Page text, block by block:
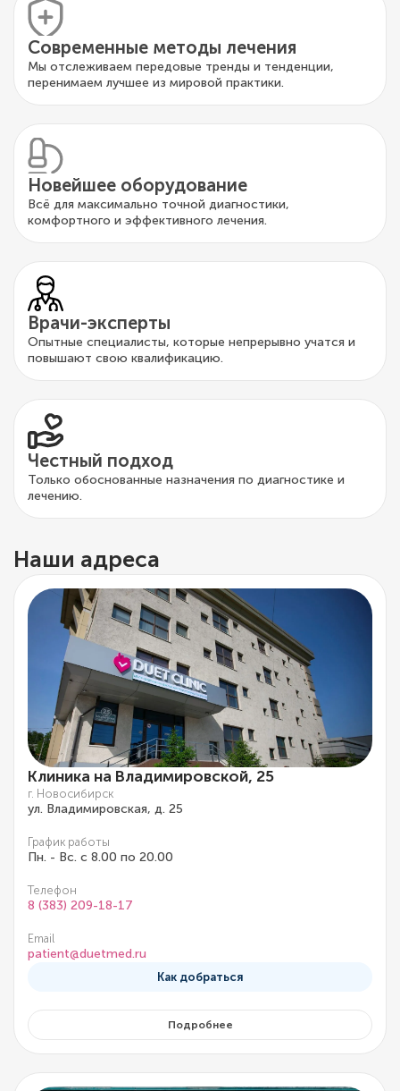
Современные методы лечения
Мы отслеживаем передовые тренды и тенденции,
перенимаем лучшее из мировой практики.
Новейшее оборудование
Всё для максимально точной диагностики,
комфортного и эффективного лечения.
Врачи-эксперты
Опытные специалисты, которые непрерывно учатся и
повышают свою квалификацию.
Честный подход
Только обоснованные назначения по диагностике и
лечению.
Наши адреса
Клиника на Владимировской, 25
г. Новосибирск
ул. Владимировская, д. 25
График работы
Пн. - Вс. с 8.00 по 20.00
Телефон
8 (383) 209-18-17
Email
patient@duetmed.ru
Как добраться
Подробнее